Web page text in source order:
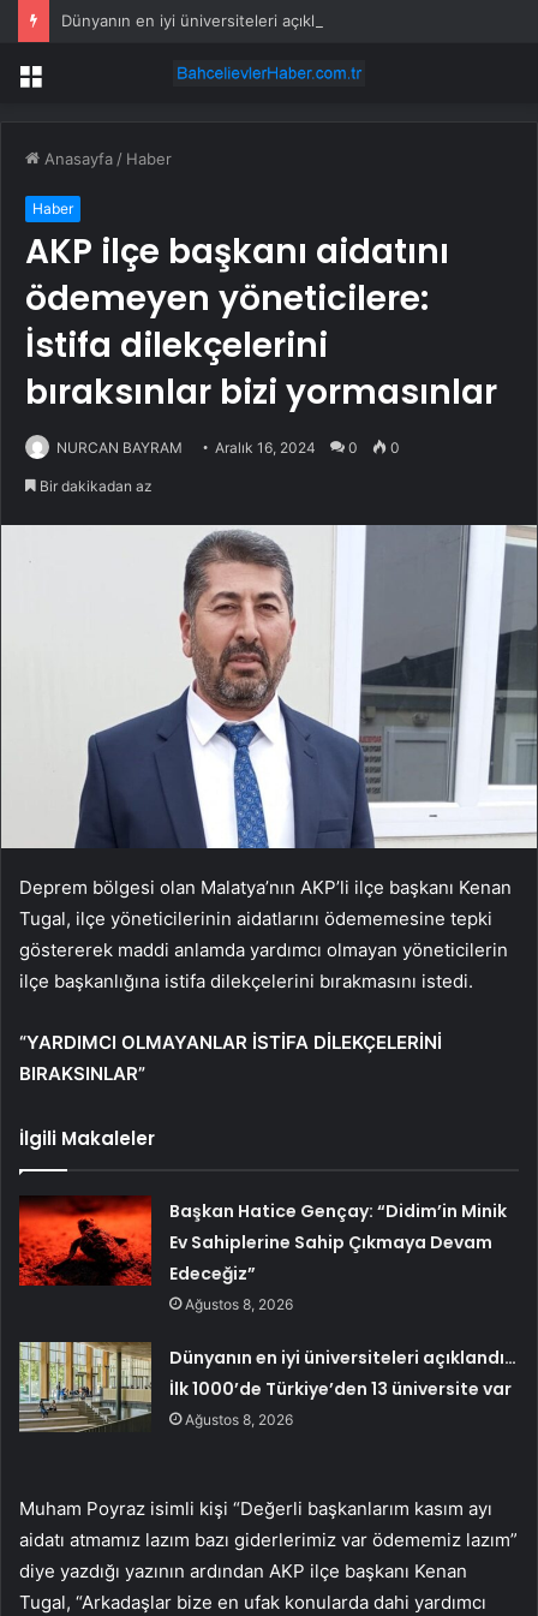
Menü
Anasayfa / Haber
Haber
AKP ilçe başkanı aidatını
ödemeyen yöneticilere:
İstifa dilekçelerini
bıraksınlar bizi yormasınlar
NURCAN BAYRAM Aralık 16, 2024 0 0
Bir dakikadan az
Deprem bölgesi olan Malatya’nın AKP’li ilçe başkanı Kenan
Tugal, ilçe yöneticilerinin aidatlarını ödememesine tepki
göstererek maddi anlamda yardımcı olmayan yöneticilerin
ilçe başkanlığına istifa dilekçelerini bırakmasını istedi.
“YARDIMCI OLMAYANLAR İSTİFA DİLEKÇELERİNİ
BIRAKSINLAR”
İlgili Makaleler
Başkan Hatice Gençay: “Didim’in Minik
Ev Sahiplerine Sahip Çıkmaya Devam
Edeceğiz”
Ağustos 8, 2026
Dünyanın en iyi üniversiteleri açıklandı…
İlk 1000’de Türkiye’den 13 üniversite var
Ağustos 8, 2026
Muham Poyraz isimli kişi “Değerli başkanlarım kasım ayı
aidatı atmamız lazım bazı giderlerimiz var ödememiz lazım”
diye yazdığı yazının ardından AKP ilçe başkanı Kenan
Tugal, “Arkadaşlar bize en ufak konularda dahi yardımcı